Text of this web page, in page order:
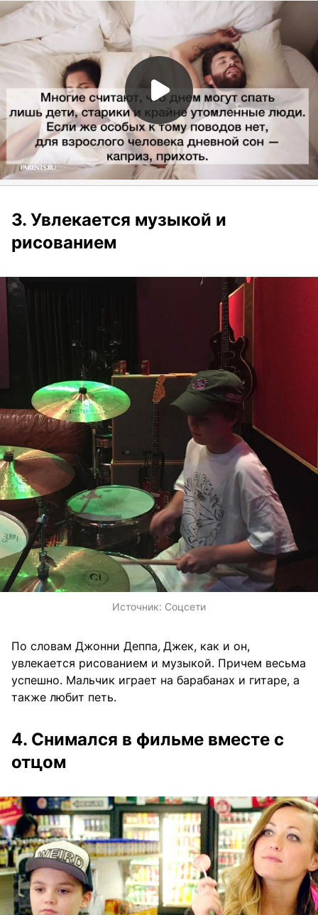
3. Увлекается музыкой и
рисованием
Источник: Соцсети
По словам Джонни Деппа, Джек, как и он,
увлекается рисованием и музыкой. Причем весьма
успешно. Мальчик играет на барабанах и гитаре, а
также любит петь.
4. Снимался в фильме вместе с
отцом